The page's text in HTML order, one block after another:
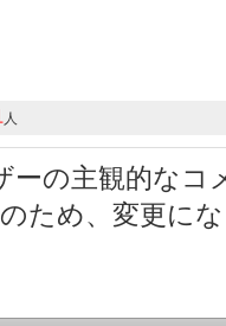
人
の主観的なコ
ため、変更に